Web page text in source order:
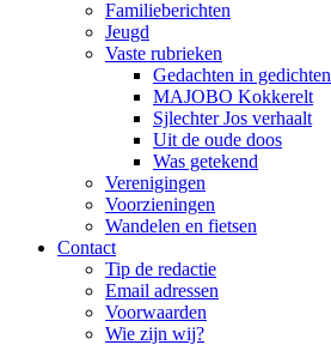
Familieberichten
Jeugd
Vaste rubrieken
Gedachten in gedichten
MAJOBO Kokkerelt
Sjlechter Jos verhaalt
Uit de oude doos
Was getekend
Verenigingen
Voorzieningen
Wandelen en fietsen
Contact
Tip de redactie
Email adressen
Voorwaarden
Wie zijn wij?